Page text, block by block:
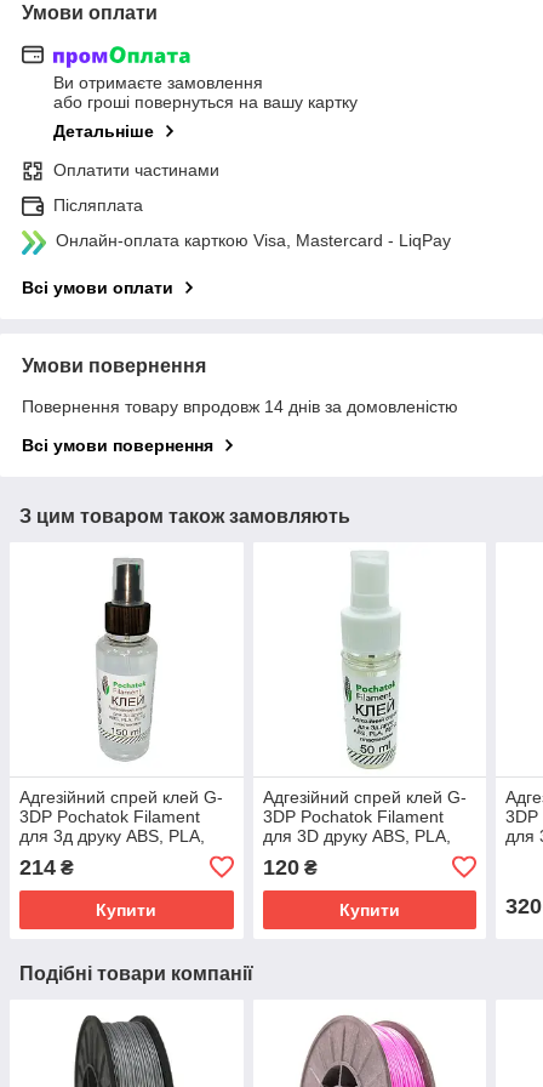
Умови оплати
Ви отримаєте замовлення
або гроші повернуться на вашу картку
Детальніше
Оплатити частинами
Післяплата
Онлайн-оплата карткою Visa, Mastercard - LiqPay
Всі умови оплати
Умови повернення
Повернення товару впродовж 14 днів за домовленістю
Всі умови повернення
З цим товаром також замовляють
Адгезійний спрей клей G-
3DP Pochatok Filament
для 3д друку ABS, PLA,
PETG пластиками 150ml
214 ₴
Купити
Адгезійний спрей клей G-
3DP Pochatok Filament
для 3D друку ABS, PLA,
120₴
Купити
3DP
для
320
Подібні товари компанії